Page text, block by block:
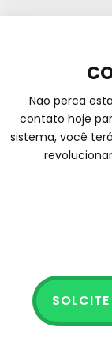
Não perca
contato hoje
sistema, você